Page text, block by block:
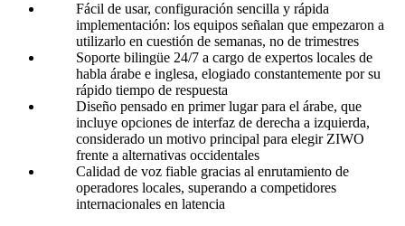
Fácil de usar, configuración sencilla y rápida
implementación: los equipos señalan que empezaron a
utilizarlo en cuestión de semanas, no de trimestres
Soporte bilingüe 24/7 a cargo de expertos locales de
habla árabe e inglesa, elogiado constantemente por su
rápido tiempo de respuesta
Diseño pensado en primer lugar para el árabe, que
incluye opciones de interfaz de derecha a izquierda,
considerado un motivo principal para elegir ZIWO
frente a alternativas occidentales
Calidad de voz fiable gracias al enrutamiento de
operadores locales, superando a competidores
internacionales en latencia